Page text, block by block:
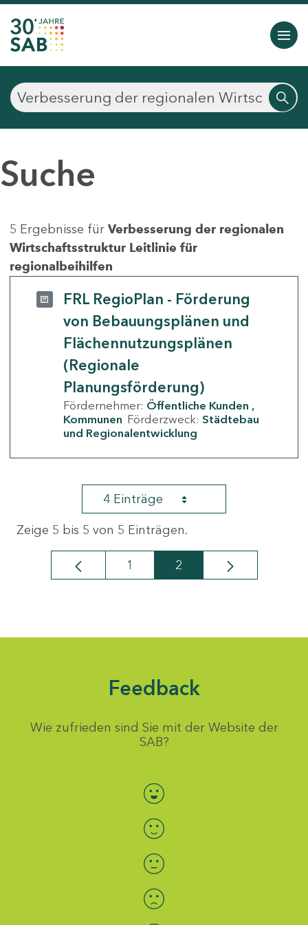
Suche
5 Ergebnisse für Verbesserung der regionalen
Wirtschaftsstruktur Leitlinie für
regionalbeihilfen
FRL RegioPlan - Förderung
von Bebauungsplänen und
Flächennutzungsplänen
(Regionale
Planungsförderung)
Fördernehmer: Öffentliche Kunden
Kommunen Förderzweck: Städtebau
und Regionalentwicklung
4 Einträge
Zeige 5 bis 5 von 5 Einträgen.
Seite
1 Seite
2
Feedback
Wie zufrieden sind Sie mit der Website der
SAB?
Bewertung auswählen